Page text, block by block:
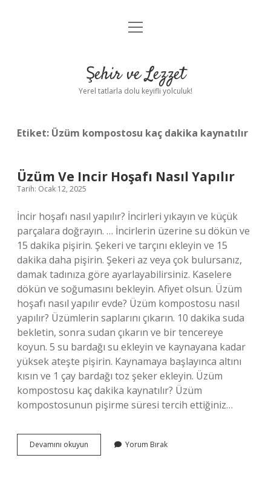
Anasayfa
Yasal Uyarı
menüyü
Şehir ve Lezzet
Yerel tatlarla dolu keyifli yolculuk!
Etiket: Üzüm kompostosu kaç dakika kaynatılır
Üzüm Ve Incir Hoşafı Nasıl Yapılır
Tarih: Ocak 12, 2025
İncir hoşafı nasıl yapılır? İncirleri yıkayın ve küçük
parçalara doğrayın. … İncirlerin üzerine su dökün ve
15 dakika pişirin. Şekeri ve tarçını ekleyin ve 15
dakika daha pişirin. Şekeri az veya çok bulursanız,
damak tadınıza göre ayarlayabilirsiniz. Kaselere
dökün ve soğumasını bekleyin. Afiyet olsun. Üzüm
hoşafı nasıl yapılır evde? Üzüm kompostosu nasıl
yapılır? Üzümlerin saplarını çıkarın. 10 dakika suda
bekletin, sonra sudan çıkarın ve bir tencereye
koyun. 5 su bardağı su ekleyin ve kaynayana kadar
yüksek ateşte pişirin. Kaynamaya başlayınca altını
kısın ve 1 çay bardağı toz şeker ekleyin. Üzüm
kompostosu kaç dakika kaynatılır? Üzüm
kompostosunun pişirme süresi tercih ettiğiniz…
Devamını okuyun
Ve
Yorum Bırak